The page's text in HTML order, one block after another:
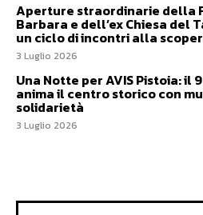
Aperture straordinarie della
Barbara e dell’ex Chiesa del
un ciclo di incontri alla
3 Luglio 2026
Una Notte per AVIS Pistoia: il
anima il centro storico con
solidarietà
3 Luglio 2026